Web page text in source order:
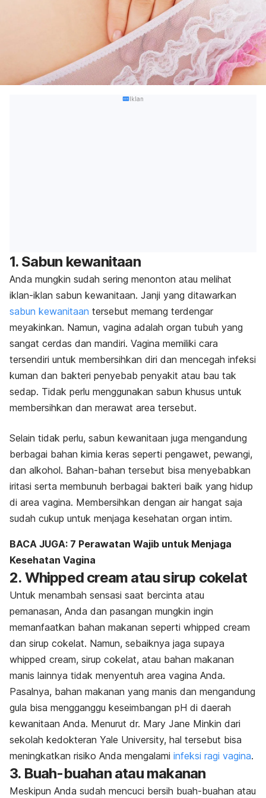
Iklan
1. Sabun kewanitaan
Anda mungkin sudah sering menonton atau melihat
iklan-iklan sabun kewanitaan. Janji yang ditawarkan
sabun kewanitaan tersebut memang terdengar
meyakinkan. Namun, vagina adalah organ tubuh yang
sangat cerdas dan mandiri. Vagina memiliki cara
tersendiri untuk membersihkan diri dan mencegah infeksi
kuman dan bakteri penyebab penyakit atau bau tak
sedap. Tidak perlu menggunakan sabun khusus untuk
membersihkan dan merawat area tersebut.
Selain tidak perlu, sabun kewanitaan juga mengandung
berbagai bahan kimia keras seperti pengawet, pewangi,
dan alkohol. Bahan-bahan tersebut bisa menyebabkan
iritasi serta membunuh berbagai bakteri baik yang hidup
di area vagina. Membersihkan dengan air hangat saja
sudah cukup untuk menjaga kesehatan organ intim.
BACA JUGA: 7 Perawatan Wajib untuk Menjaga
Kesehatan Vagina
2. Whipped cream atau sirup cokelat
Untuk menambah sensasi saat bercinta atau
pemanasan, Anda dan pasangan mungkin ingin
memanfaatkan bahan makanan seperti whipped cream
dan sirup cokelat. Namun, sebaiknya jaga supaya
whipped cream, sirup cokelat, atau bahan makanan
manis lainnya tidak menyentuh area vagina Anda.
Pasalnya, bahan makanan yang manis dan mengandung
gula bisa mengganggu keseimbangan pH di daerah
kewanitaan Anda. Menurut dr. Mary Jane Minkin dari
sekolah kedokteran Yale University, hal tersebut bisa
meningkatkan risiko Anda mengalami infeksi ragi vagina.
3. Buah-buahan atau makanan
Meskipun Anda sudah mencuci bersih buah-buahan atau